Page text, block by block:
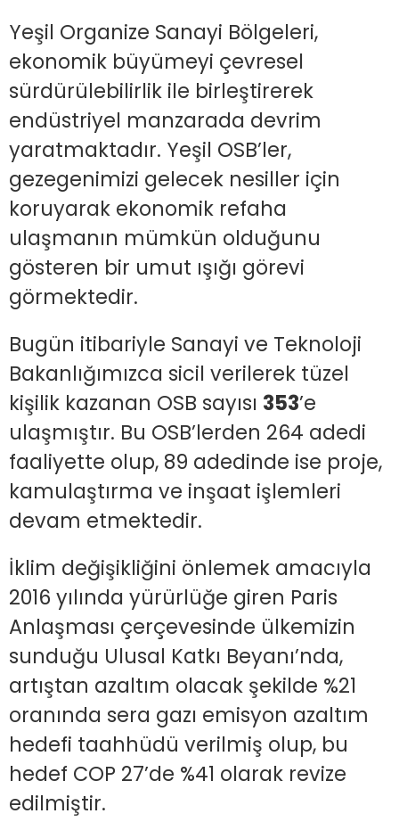
Yeşil Organize Sanayi Bölgeleri,
ekonomik büyümeyi çevresel
sürdürülebilirlik ile birleştirerek
endüstriyel manzarada devrim
yaratmaktadır. Yeşil OSB’ler,
gezegenimizi gelecek nesiller için
koruyarak ekonomik refaha
ulaşmanın mümkün olduğunu
gösteren bir umut ışığı görevi
görmektedir.
Bugün itibariyle Sanayi ve Teknoloji
Bakanlığımızca sicil verilerek tüzel
kişilik kazanan OSB sayısı 353’e
ulaşmıştır. Bu OSB’lerden 264 adedi
faaliyette olup, 89 adedinde ise proje,
kamulaştırma ve inşaat işlemleri
devam etmektedir.
İklim değişikliğini önlemek amacıyla
2016 yılında yürürlüğe giren Paris
Anlaşması çerçevesinde ülkemizin
sunduğu Ulusal Katkı Beyanı’nda,
artıştan azaltım olacak şekilde %21
oranında sera gazı emisyon azaltım
hedefi taahhüdü verilmiş olup, bu
hedef COP 27’de %41 olarak revize
edilmiştir.